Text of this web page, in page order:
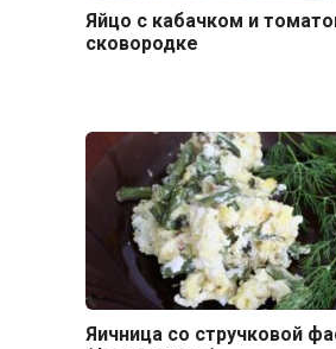
Яйцо с кабачком и
сковородке
Яичница со стручковой